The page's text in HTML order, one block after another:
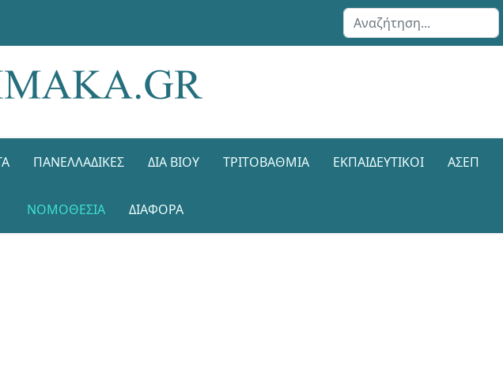
Αναζήτηση...
ΠΑΝΕΛΛΑΔΙΚΈΣ ΔΙΑ ΒΊΟΥ ΤΡΙΤΟΒΆΘΜΙΑ ΕΚΠΑΙΔΕΥΤΙΚΟΊ ΑΣΕΠ
ΝΟΜΟΘΕΣΊΑ ΔΙΑΦΟΡΑ